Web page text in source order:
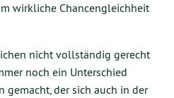
wirkliche Chancengleichheit
nicht vollständig gerecht
noch ein Unterschied
gemacht, der sich auch in der